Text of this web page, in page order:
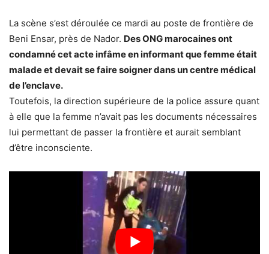
La scène s’est déroulée ce mardi au poste de frontière de
Beni Ensar, près de Nador. Des ONG marocaines ont
condamné cet acte infâme en informant que femme était
malade et devait se faire soigner dans un centre médical
de l’enclave.
Toutefois, la direction supérieure de la police assure quant
à elle que la femme n’avait pas les documents nécessaires
lui permettant de passer la frontière et aurait semblant
d’être inconsciente.